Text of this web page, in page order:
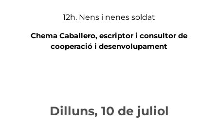
12h. Nens i nenes soldat
Chema Caballero, escriptor i consultor de
cooperació i desenvolupament
Dilluns, 10 de juliol